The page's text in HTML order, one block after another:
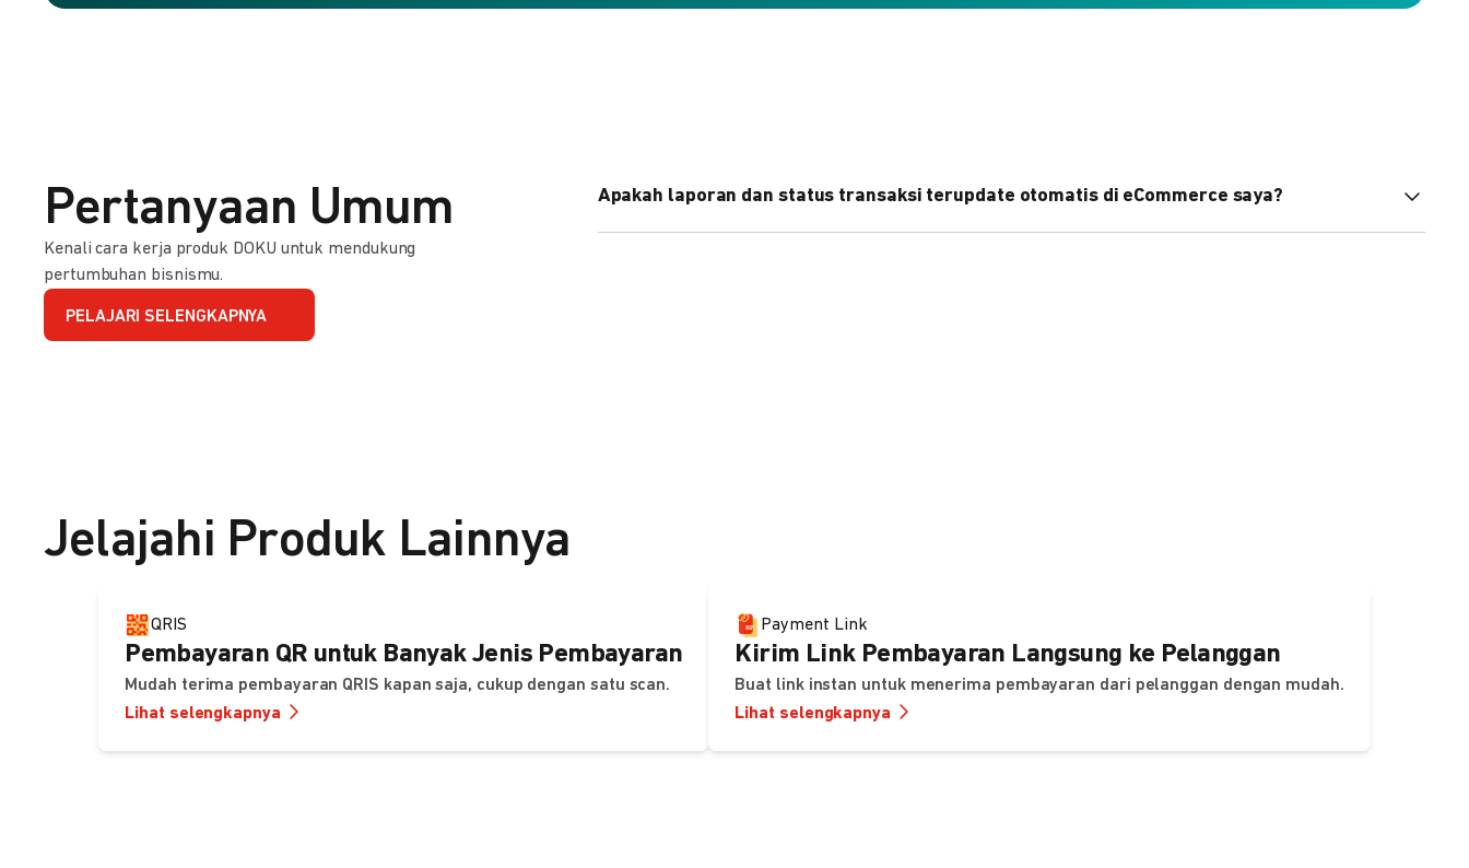
Pertanyaan Umum
Kenali cara kerja produk DOKU untuk mendukung
pertumbuhan bisnismu.
PELAJARI SELENGKAPNYA
Apakah laporan dan status transaksi terupdate otomatis di eCommerce saya?
Jelajahi Produk Lainnya
QRIS
Pembayaran QR untuk Banyak Jenis Pembayaran
Mudah terima pembayaran QRIS kapan saja, cukup dengan satu scan.
Lihat selengkapnya
Payment Link
Kirim Link Pembayaran Langsung ke Pelanggan
Buat link instan untuk menerima pembayaran dari pelanggan dengan mudah.
Lihat selengkapnya